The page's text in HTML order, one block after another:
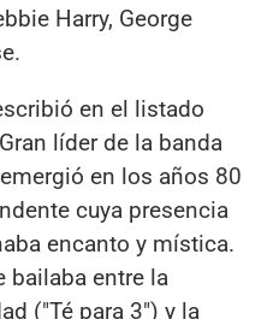
Harry, George
en el listado
líder de la banda
en los años 80
cuya presencia
encanto y mística.
bailaba entre la
("Té para 3") y la